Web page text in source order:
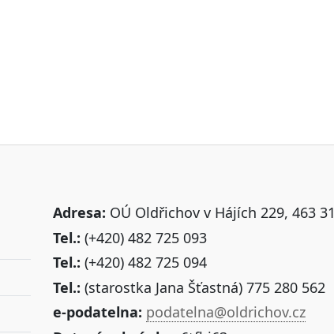
Adresa: OÚ Oldřichov v Hájích 229, 463 31
Tel.: (+420) 482 725 093
Tel.: (+420) 482 725 094
Tel.: (starostka Jana Šťastná) 775 280 562
e-podatelna: podatelna@oldrichov.cz